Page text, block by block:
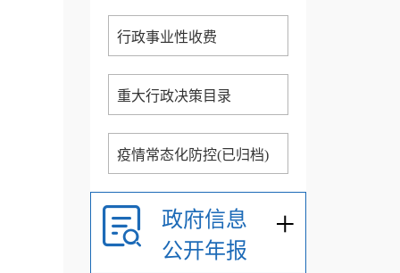
行政事业性收费
重大行政决策目录
疫情常态化防控(已归档)
政府信息
公开年报
+